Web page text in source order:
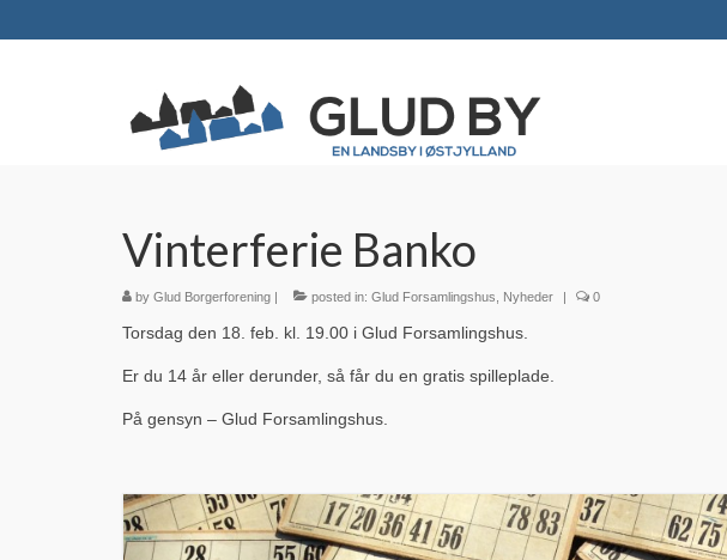
Vinterferie Banko
by Glud Borgerforening | posted in: Glud Forsamlingshus Nyheder | 0
Torsdag den 18. feb. kl. 19.00 i Glud Forsamlingshus.
Er du 14 år eller derunder, så får du en gratis spilleplade.
På gensyn – Glud Forsamlingshus.